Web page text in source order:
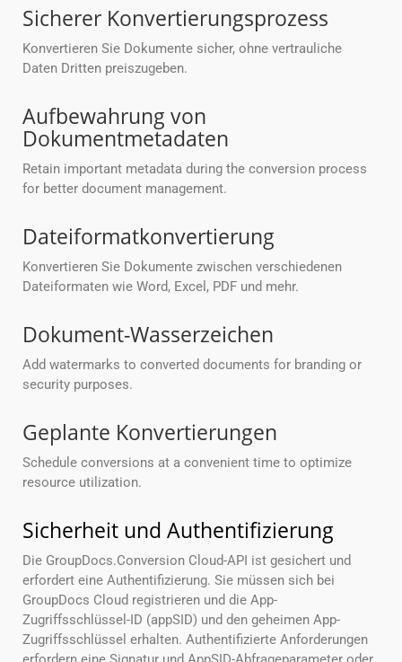
Sicherer Konvertierungsprozess
Konvertieren Sie Dokumente sicher, ohne vertrauliche
Daten Dritten preiszugeben.
Aufbewahrung von
Dokumentmetadaten
Retain important metadata during the conversion process
for better document management.
Dateiformatkonvertierung
Konvertieren Sie Dokumente zwischen verschiedenen
Dateiformaten wie Word, Excel, PDF und mehr.
Dokument-Wasserzeichen
Add watermarks to converted documents for branding or
security purposes.
Geplante Konvertierungen
Schedule conversions at a convenient time to optimize
resource utilization.
Sicherheit und Authentifizierung
Die GroupDocs.Conversion Cloud-API ist gesichert und
erfordert eine Authentifizierung. Sie müssen sich bei
GroupDocs Cloud registrieren und die App-
Zugriffsschlüssel-ID (appSID) und den geheimen App-
Zugriffsschlüssel erhalten. Authentifizierte Anforderungen